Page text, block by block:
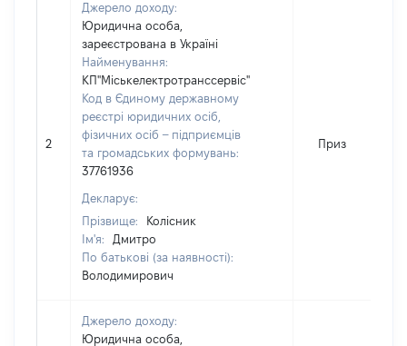
2
Джерело доходу:
Юридична особа,
зареєстрована в Україні
Найменування:
КП"Міськелектротранссервіс"
Код в Єдиному державному
реєстрі юридичних осіб,
фізичних осіб – підприємців
та громадських формувань:
37761936
Декларує:
Прізвище:
Колісник
Ім'я:
Дмитро
По батькові (за наявності):
Володимирович
Приз
Джерело доходу:
Юридична особа,